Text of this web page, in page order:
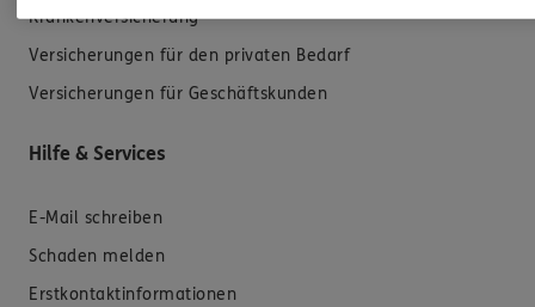
Krankenversicherung
Versicherungen für den privaten Bedarf
Versicherungen für Geschäftskunden
Hilfe & Services
E-Mail schreiben
Schaden melden
Erstkontaktinformationen